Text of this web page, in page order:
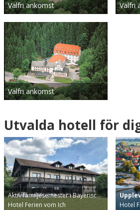
Valfri ankomst Valfri
Valfri ankomst
Utvalda hotell för
Aktiv familjesemester i Bayerisc…
Hotel Ferien vom Ich
Hotel